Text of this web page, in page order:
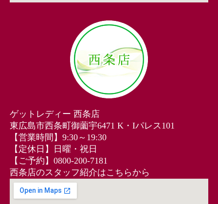
ゲットレディー 西条店
東広島市西条町御薗宇6471 K・Iパレス101
【営業時間】9:30～19:30
【定休日】日曜・祝日
【ご予約】0800-200-7181
西条店のスタッフ紹介はこちらから